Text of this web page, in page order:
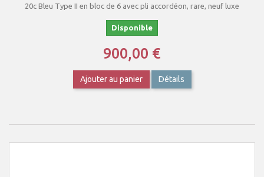
20c Bleu Type II en bloc de 6 avec pli accordéon, rare, neuf luxe
Disponible
900,00 €
Ajouter au panier Détails